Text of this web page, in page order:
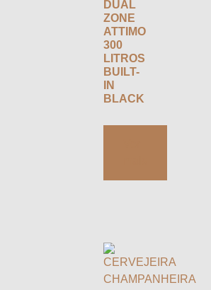
DUAL
ZONE
ATTIMO
300
LITROS
BUILT-
IN
BLACK